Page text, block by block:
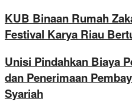
KUB Binaan Rumah
Festival Karya Riau
Unisi Pindahkan Biaya
dan Penerimaan
Syariah